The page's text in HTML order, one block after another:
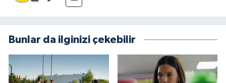
Bunlar da ilginizi çekebilir